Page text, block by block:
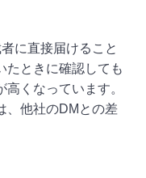
に直接届けること
たときに確認しても
くなっています。
、他社のDMとの差